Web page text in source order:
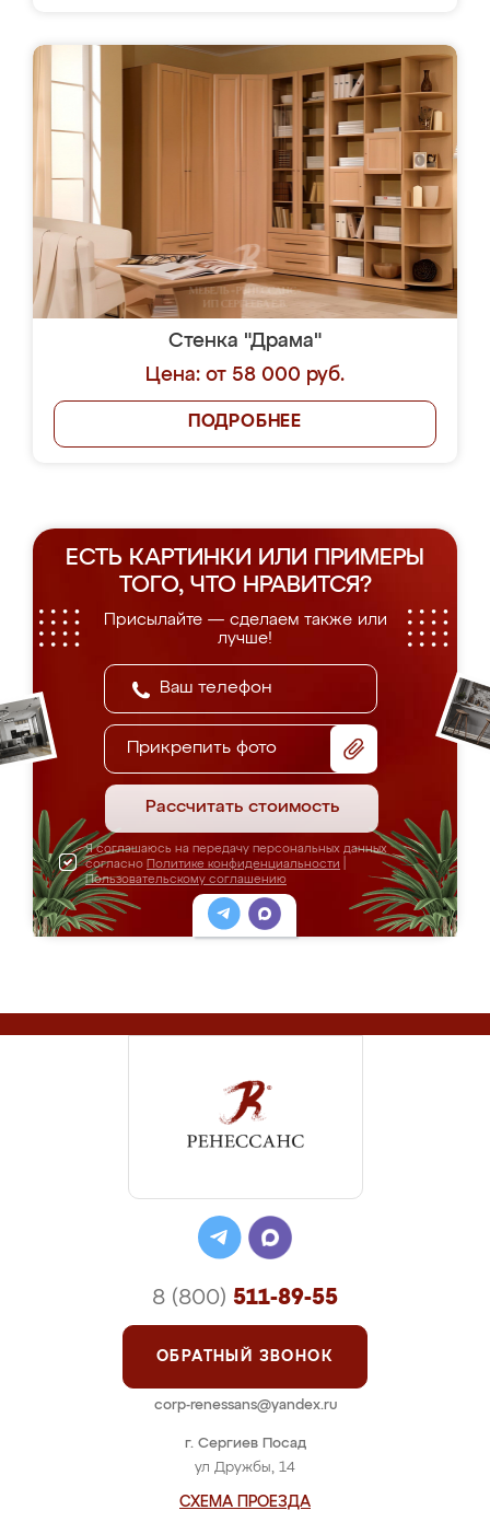
Стенка "Драма"
Цена: от 58 000 руб.
ПОДРОБНЕЕ
ЕСТЬ КАРТИНКИ ИЛИ ПРИМЕРЫ
ТОГО, ЧТО НРАВИТСЯ?
Присылайте — сделаем также или
лучше!
Прикрепить фото
Рассчитать стоимость
Я соглашаюсь на передачу персональных данных
согласно Политике конфиденциальности
Пользовательскому соглашению
г. Сергиев Посад
ул Дружбы, 14
СХЕМА ПРОЕЗДА
8 (800) 511-89-55
ОБРАТНЫЙ ЗВОНОК
corp-renessans@yandex.ru